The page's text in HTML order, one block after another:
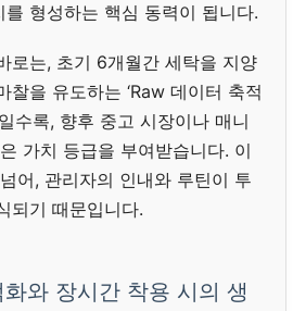
를 형성하는 핵심 동력이 됩니다.
로는, 초기 6개월간 세탁을 지양
찰을 유도하는 ‘Raw 데이터 축적
수록, 향후 중고 시장이나 매니
가치 등급을 부여받습니다. 이
어, 관리자의 인내와 루틴이 투
되기 때문입니다.
와 장시간 착용 시의 생